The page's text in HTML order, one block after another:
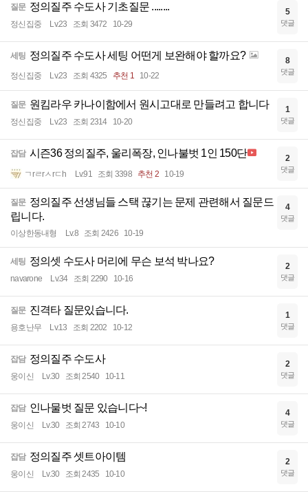
질문 정의질주 수도사 기초질문 ........
정신집중 Lv.23 조회 3472 10-29
5
댓글
세팅 정의질주 수도사 세팅 어떤게 보완해야 할까요?
정신집중 Lv.23 조회 4325 추천 1 10-22
8
댓글
질문 원킴라우 카나이함에서 원시고대로 만들려고 합니다
정신집중 Lv.23 조회 2314 10-20
1
댓글
잡담 시즌36 정의질주, 울리폭장, 인나불벗 1인 150단
ㄱrㄹrㅅrㄷh Lv.91 조회 3398 추천 2 10-19
2
댓글
질문 정의질주 선생님들 스택 끊기는 문제 관련해서 질문드
립니다.
이상한동내형 Lv.8 조회 2426 10-19
4
댓글
세팅 정의셋 수도사 머리에 무슨 보석 박나요?
navarone Lv.34 조회 2290 10-16
2
댓글
질문 진격타 질문있습니다.
용호난무 Lv.13 조회 2202 10-12
1
댓글
잡담 정의질주 수도사
웅이신 Lv.30 조회 2540 10-11
2
댓글
잡담 인나물벗 질문 있습니다~!
웅이신 Lv.30 조회 2743 10-10
4
댓글
잡담 정의질주 셋트아이템
웅이신 Lv.30 조회 2435 10-10
2
댓글